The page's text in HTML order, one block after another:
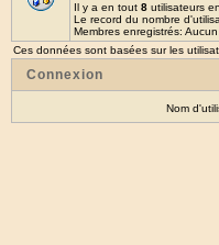
Il y a en tout 8 utilisateurs
Le record du nombre
Membres enregistrés: Aucun
Ces données sont basées sur les
Connexion
Nom